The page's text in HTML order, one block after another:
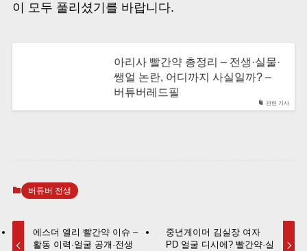
이 모두 풀리셨기를 바랍니다.
관련 기사
아리사 빨간약 총정리 – 전생·실물·
쌩얼 논란, 어디까지 사실일까? –
버튜버레드필
버튜버 전생
에스더 엘리 빨간약 이슈 –
활동 이력·얼굴 공개·전생
중년게이머 김실장 여자
PD 얼굴 디시에? 빨간약·실